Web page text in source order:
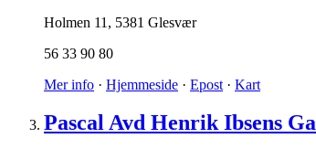
Holmen 11 , 5381 Glesvær
56 33 90 80
Mer info · Hjemmeside · Epost · Kart
Pascal Avd Henrik Ibsens